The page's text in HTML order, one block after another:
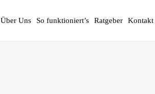
Über Uns So funktioniert’s Ratgeber Kontakt